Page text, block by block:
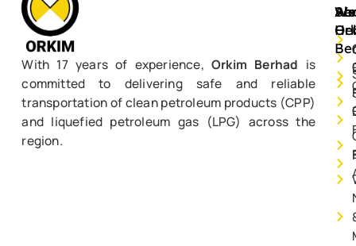
With 17 years of experience,Orkim Berhad is
committed to delivering safe and reliable
transportation of clean petroleum products (CPP)
and liquefied petroleum gas (LPG) across the
region.
We